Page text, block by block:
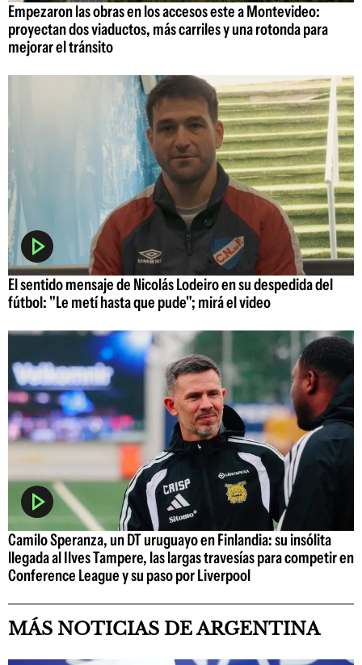
Empezaron las obras en los accesos este a Montevideo:
proyectan dos viaductos, más carriles y una rotonda para
mejorar el tránsito
El sentido mensaje de Nicolás Lodeiro en su despedida del
fútbol: "Le metí hasta que pude"; mirá el video
Camilo Speranza, un DT uruguayo en Finlandia: su insólita
llegada al Ilves Tampere, las largas travesías para competir en
Conference League y su paso por Liverpool
MÁS NOTICIAS DE ARGENTINA